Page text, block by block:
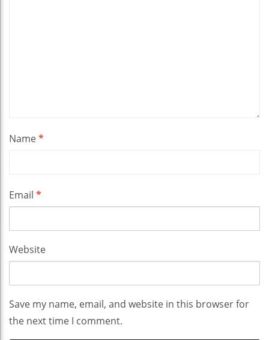
Name*
Email *
Website
Save my name, email, and website in this browser for
the next time I comment.